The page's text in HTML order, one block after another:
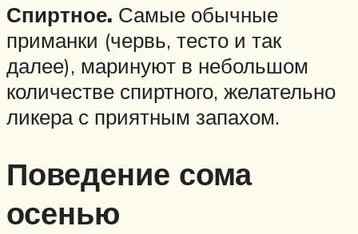
Спиртное. Самые обычные
приманки (червь, тесто и так
далее), маринуют в небольшом
количестве спиртного, желательно
ликера с приятным запахом.
Поведение сома
осенью